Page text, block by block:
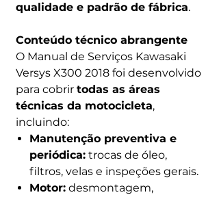
qualidade e padrão de fábrica.
Conteúdo técnico abrangente
O Manual de Serviços Kawasaki
Versys X300 2018 foi desenvolvido
para cobrir todas as áreas
técnicas da motocicleta,
incluindo:
Manutenção preventiva e
periódica: trocas de óleo,
filtros, velas e inspeções gerais.
Motor: desmontagem,